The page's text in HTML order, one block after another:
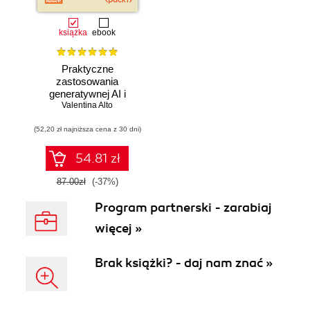
książka ebook
Praktyczne
zastosowania
generatywnej AI i
ChatGPT.
potencjał inżynierii
promptów z
technologiami
OpenAI dla
zwiększenia
kreatywności.
Valentina Alto
(52,20 zł najniższa cena z 30 dni)
54.81 zł
87.00zł (-37%)
Program partnerski - zarabiaj
więcej »
Brak książki? - daj nam znać »